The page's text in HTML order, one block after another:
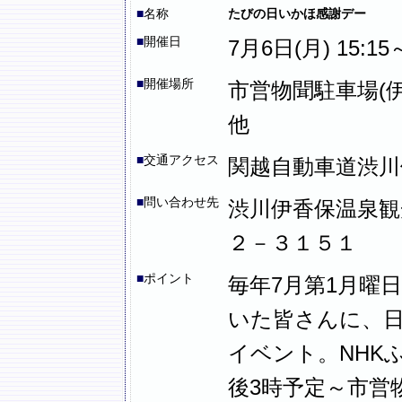
■名称
たびの日いかほ感謝デー
■開催日 7月6日(月) 15:15
■開催場所
市営物聞駐車場(
他
■交通アクセス 関越自動車道渋
■問い合わせ先
渋川伊香保温泉
２－３１５１
■ポイント
毎年7月第1月曜
いた皆さんに、
イベント。NHK
後3時予定～市営